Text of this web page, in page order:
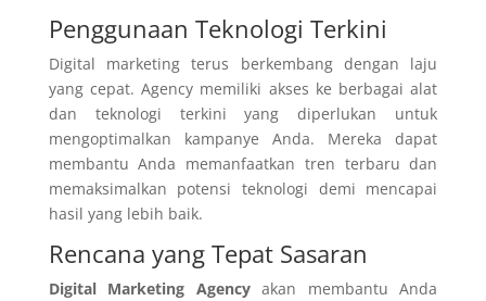
Penggunaan Teknologi Terkini
Digital marketing terus berkembang dengan laju
yang cepat. Agency memiliki akses ke berbagai alat
dan teknologi terkini yang diperlukan untuk
mengoptimalkan kampanye Anda. Mereka dapat
membantu Anda memanfaatkan tren terbaru dan
memaksimalkan potensi teknologi demi mencapai
hasil yang lebih baik.
Rencana yang Tepat Sasaran
Digital Marketing Agency akan membantu Anda